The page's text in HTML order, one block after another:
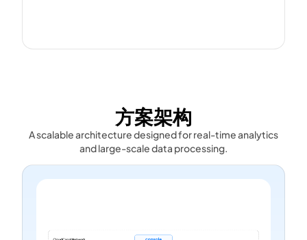
方案架构
A scalable architecture designed for real-time analytics
and large-scale data processing.